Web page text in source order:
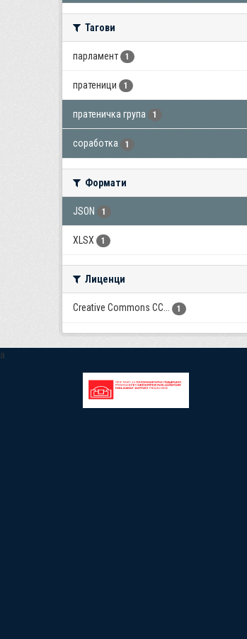
Тагови
парламент 1
пратеници 1
пратеничка група 1
соработка 1
Формати
JSON 1
XLSX 1
Лиценци
Creative Commons CC... 1
a